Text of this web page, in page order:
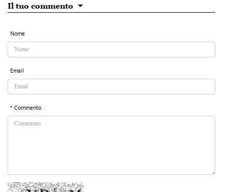
Il tuo commento
Nome
Email
* Commento